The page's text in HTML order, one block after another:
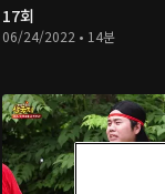
17회
06/24/2022 • 14분